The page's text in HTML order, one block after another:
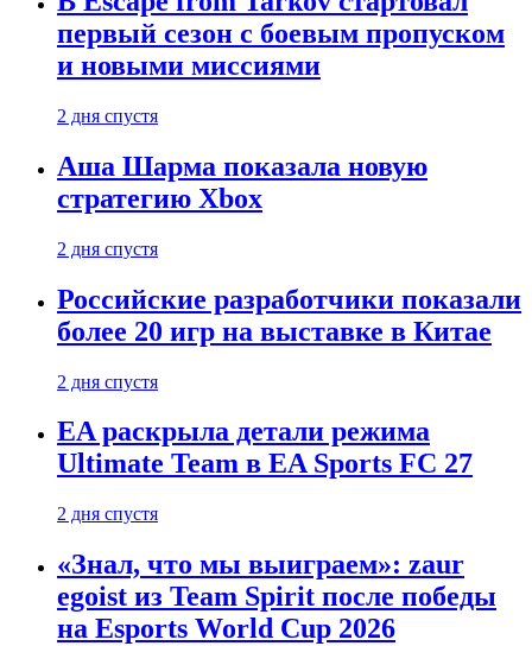
первый сезон с боевым пропуском
и новыми миссиями
2 дня спустя
Аша Шарма показала новую
стратегию Xbox
2 дня спустя
Российские разработчики показали
более 20 игр на выставке в Китае
2 дня спустя
EA раскрыла детали режима
Ultimate Team в EA Sports FC 27
2 дня спустя
«Знал, что мы выиграем»: zaur
egoist из Team Spirit после победы
на Esports World Cup 2026